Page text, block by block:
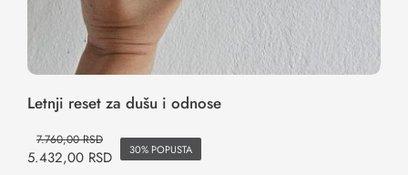
Letnji reset za dušu i odnose
7.760,00RSD
5.432,00 RSD 30% POPUSTA